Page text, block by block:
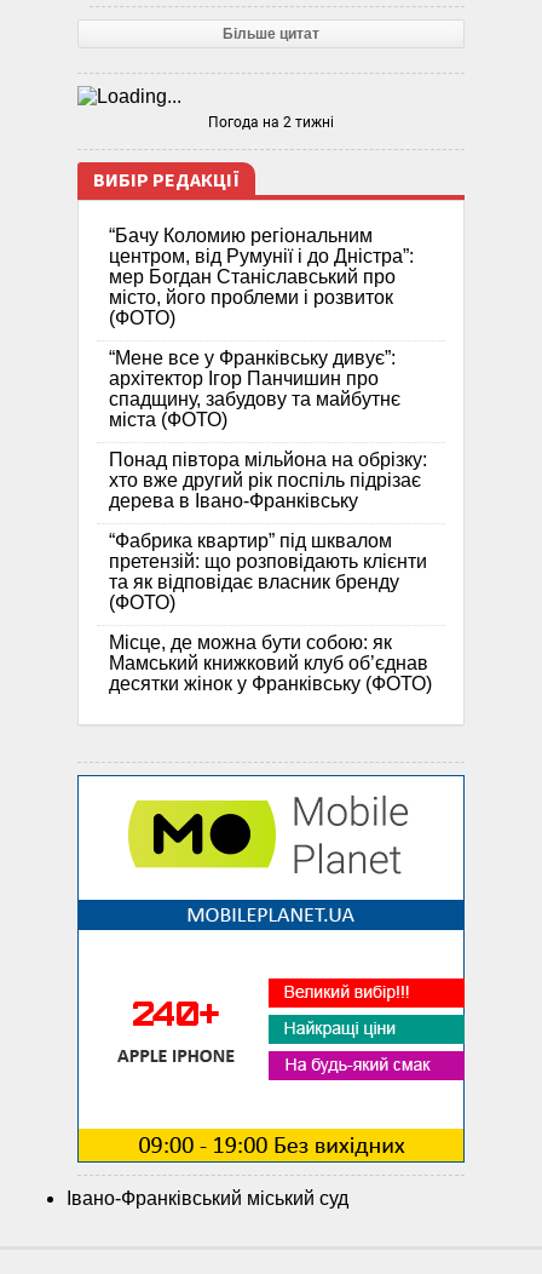
Більше цитат
Погода на 2 тижні
ВИБІР РЕДАКЦІЇ
“Бачу Коломию регіональним
центром, від Румунії і до Дністра”:
мер Богдан Станіславський про
місто, його проблеми і розвиток
(ФОТО)
“Мене все у Франківську дивує”:
архітектор Ігор Панчишин про
спадщину, забудову та майбутнє
міста (ФОТО)
Понад півтора мільйона на обрізку:
хто вже другий рік поспіль підрізає
дерева в Івано-Франківську
“Фабрика квартир” під шквалом
претензій: що розповідають клієнти
та як відповідає власник бренду
(ФОТО)
Місце, де можна бути собою: як
Мамський книжковий клуб об’єднав
десятки жінок у Франківську (ФОТО)
Івано-Франківський міський суд